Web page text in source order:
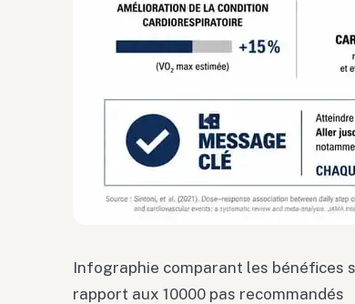
Infographie comparant les bénéfices
rapport aux 10000 pas recommandés